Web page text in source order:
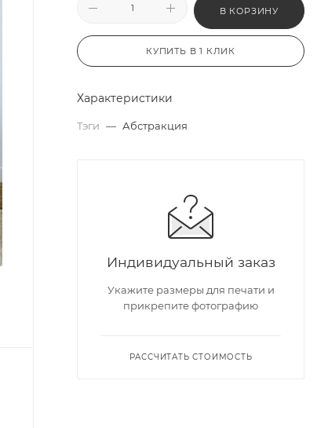
В КОРЗИНУ
КУПИТЬ В 1 КЛИК
Характеристики
Тэги — Абстракция
Индивидуальный заказ
Укажите размеры для печати и
прикрепите фотографию
РАССЧИТАТЬ СТОИМОСТЬ